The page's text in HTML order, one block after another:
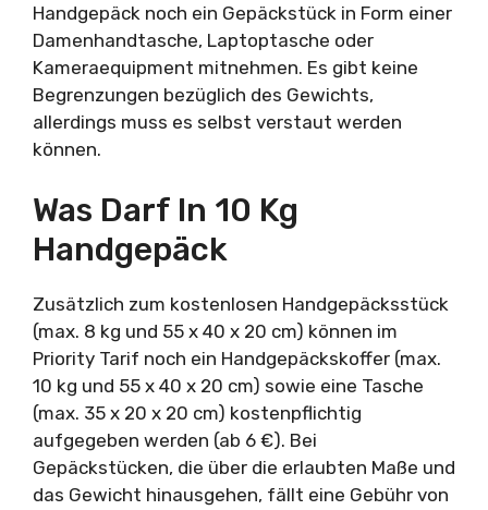
Handgepäck noch ein Gepäckstück in Form einer
Damenhandtasche, Laptoptasche oder
Kameraequipment mitnehmen. Es gibt keine
Begrenzungen bezüglich des Gewichts,
allerdings muss es selbst verstaut werden
können.
Was Darf In 10 Kg
Handgepäck
Zusätzlich zum kostenlosen Handgepäcksstück
(max. 8 kg und 55 x 40 x 20 cm) können im
Priority Tarif noch ein Handgepäckskoffer (max.
10 kg und 55 x 40 x 20 cm) sowie eine Tasche
(max. 35 x 20 x 20 cm) kostenpflichtig
aufgegeben werden (ab 6 €). Bei
Gepäckstücken, die über die erlaubten Maße und
das Gewicht hinausgehen, fällt eine Gebühr von